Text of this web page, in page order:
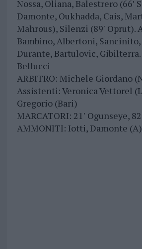
Nossa, Oliana, Balestrero (66′
Damonte, Oukhadda, Cais,
Mahrous), Silenzi (89′ Oprut).
Bambino, Albertoni, Sancinito,
Durante, Bartulovic,
Bellucci
ARBITRO: Michele Giordano
Assistenti: Veronica Vettorel
Gregorio (Bari)
MARCATORI: 21′ Ogunseye,
AMMONITI: Iotti, Damonte (A)